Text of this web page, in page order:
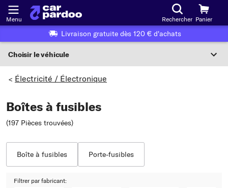
Menu Rechercher Panier
Livraison gratuite dès 120 € d'achats
Choisir le véhicule
Sélection du véhicule
Ou choix du véhicule selon les critères suivants :
> Électricité / Électronique
Boîtes à fusibles
(197 Pièces trouvées)
Boîte à fusibles Porte-fusibles
Filtrer par fabricant: